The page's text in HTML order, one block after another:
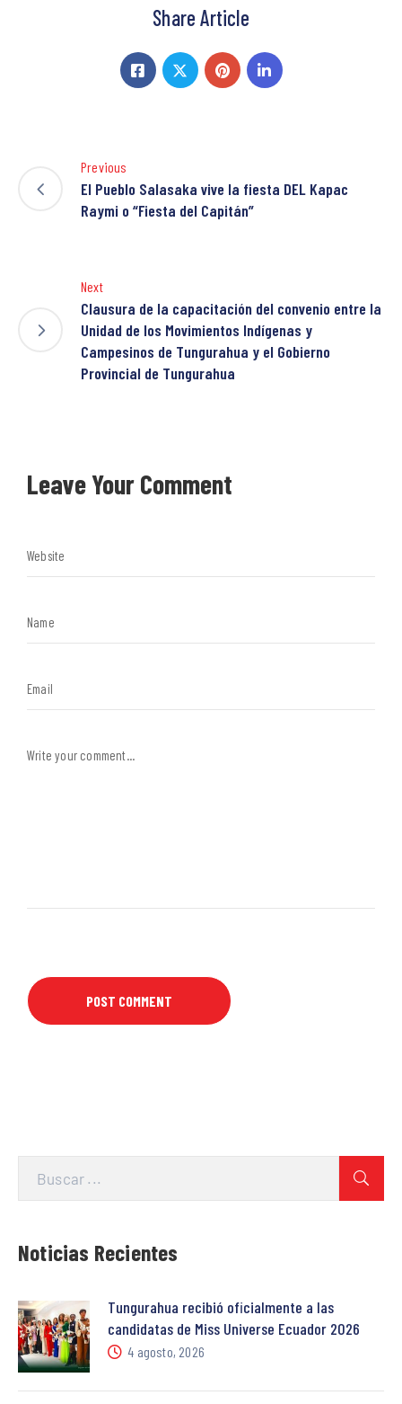
Share Article
Previous
El Pueblo Salasaka vive la fiesta DEL Kapac
Raymi o “Fiesta del Capitán”
Next
Clausura de la capacitación del convenio entre la
Unidad de los Movimientos Indígenas y
Campesinos de Tungurahua y el Gobierno
Provincial de Tungurahua
Leave Your Comment
Noticias Recientes
Tungurahua recibió oficialmente a las
candidatas de Miss Universe Ecuador 2026
4 agosto, 2026